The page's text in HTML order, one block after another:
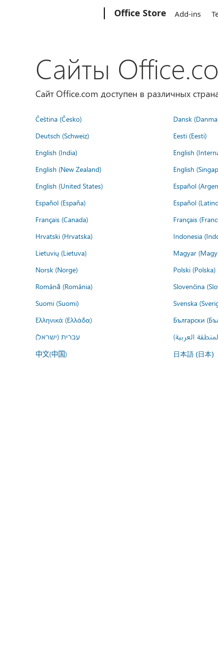
Office Store Add-ins
Сайты
Сайт Office.com доступен в различных
Čeština (Česko) Dansk
Deutsch (Schweiz)
Eesti (Eesti)
English (India)
English
English (New Zealand)
English
English (United States)
Español
Español (España)
Español
Français (Canada)
Français
Hrvatski (Hrvatska)
Indonesia
Lietuvių (Lietuva)
Magyar
Norsk (Norge)
Polski (Polska)
Română (România)
Slovenčina
Suomi (Suomi)
Svenska
Ελληνικά (Ελλάδα)
Български
עברית (ישראל)
العربية)
中文(中国) 日本語 (日本)